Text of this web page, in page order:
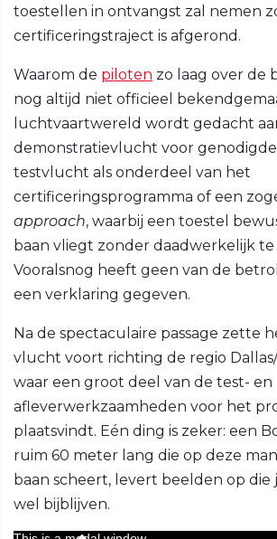
toestellen in ontvangst zal nemen
certificeringstraject is afgerond.
Waarom de piloten zo laag over de
nog altijd niet officieel
luchtvaartwereld wordt gedacht
demonstratievlucht voor
testvlucht als onderdeel van het
certificeringsprogramma of een
approach, waarbij een toestel
baan vliegt zonder daadwerkelijk te
Vooralsnog heeft geen van de
een verklaring gegeven.
Na de spectaculaire passage zette
vlucht voort richting de regio
waar een groot deel van de test- en
afleverwerkzaamheden voor het
plaatsvindt. Eén ding is zeker: een
ruim 60 meter lang die op deze
baan scheert, levert beelden op die
wel bijblijven.